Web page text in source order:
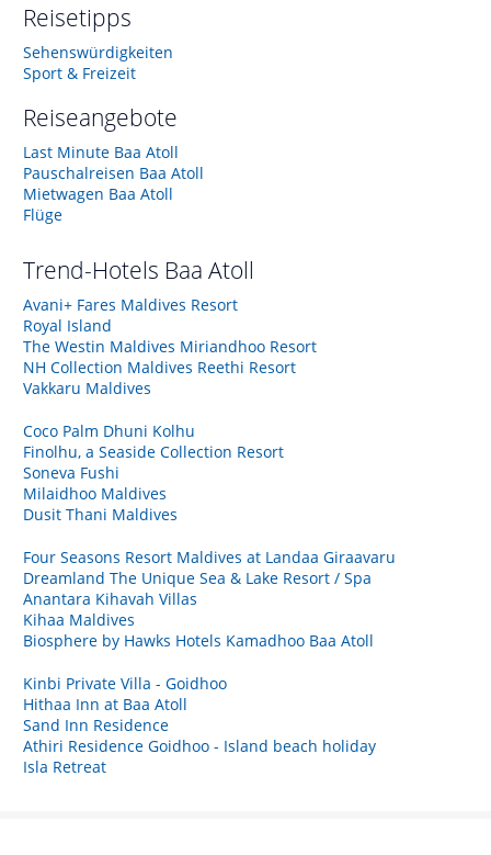
Reisetipps
Sehenswürdigkeiten
Sport & Freizeit
Reiseangebote
Last Minute Baa Atoll
Pauschalreisen Baa Atoll
Mietwagen Baa Atoll
Flüge
Trend-Hotels Baa Atoll
Avani+ Fares Maldives Resort
Royal Island
The Westin Maldives Miriandhoo Resort
NH Collection Maldives Reethi Resort
Vakkaru Maldives
Coco Palm Dhuni Kolhu
Finolhu, a Seaside Collection Resort
Soneva Fushi
Milaidhoo Maldives
Dusit Thani Maldives
Four Seasons Resort Maldives at Landaa Giraavaru
Dreamland The Unique Sea & Lake Resort / Spa
Anantara Kihavah Villas
Kihaa Maldives
Biosphere by Hawks Hotels Kamadhoo Baa Atoll
Kinbi Private Villa - Goidhoo
Hithaa Inn at Baa Atoll
Sand Inn Residence
Athiri Residence Goidhoo - Island beach holiday
Isla Retreat